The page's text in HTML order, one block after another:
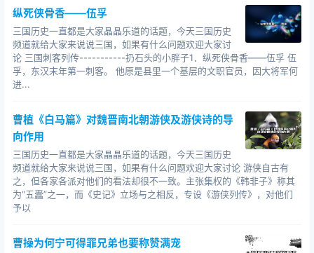
彝陵之战：222年黄忠75岁（够
猛！！！！！！！！！！）
姜维：202-264（63岁）
大了）
魏延：?-234
廖化：180-264（85岁）（蜀国名副其实的寿星，更
超过黄忠）
场）
纵死侠骨香——伍孚
三国历史一直都是大家晶晶乐道的话题，今天三国历史
频道就给大家来说说三国，如果有什么问题欢迎大家讨
论 三国刺客列传-----------扔石头的小胖子1．纵死侠骨香——伍孚 伍
孚，东汉末年第一刺客。 他原是县里一个基层的文职官员，因大将军何
进...
曹植《白马篇》对魏晋南北朝游侠及游侠诗的导
向作用
三国历史一直都是大家晶晶乐道的话题，今天三国历史
频道就给大家来说说三国，如果有什么问题欢迎大家讨论 游侠自古有
之，但各家各派对他们的看法却很不一致。主张集权的《韩非子》称其
为“五蠹”之一，而《史记》立场与之相反，专设《游侠列传》，对他们
予以
曹操为何宁可得罪兄弟也要称赞满宠